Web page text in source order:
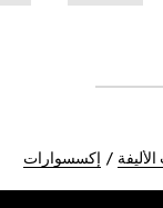
إكسسوارات